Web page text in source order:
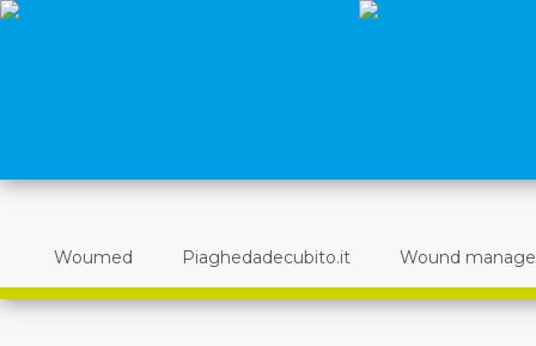
Woumed Piaghedadecubito.it Wound